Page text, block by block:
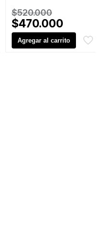
$520.000
precio
original
era:
$470.000
precio
actual
Agregar al carrito